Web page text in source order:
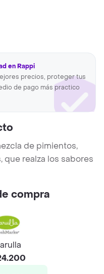
en Rappi
precios, proteger tus
de pago más practico
de pimientos,
que realza los sabores
compra